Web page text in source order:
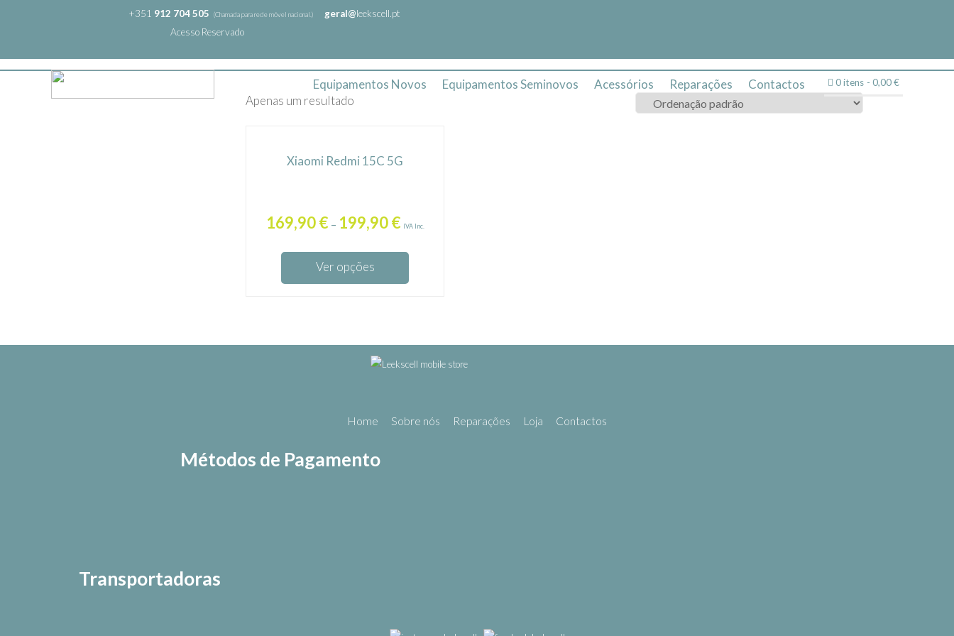
+351 912 704 505 (Chamada para rede móvel nacional.) geral@leekscell.pt
Acesso Reservado
Equipamentos Novos Equipamentos Seminovos Acessórios Reparações Contactos 0 itens 0,00 €
Apenas um resultado
Xiaomi Redmi 15C 5G
169,90€– 199,90€ IVA Inc.
Ver opções
Home Sobre nós Reparações Loja Contactos
Métodos de Pagamento
Transportadoras